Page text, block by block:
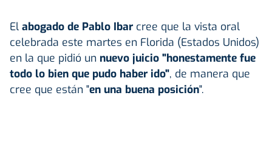
El abogado de Pablo Ibar cree que la vista oral
celebrada este martes en Florida (Estados Unidos)
en la que pidió un nuevo juicio "honestamente fue
todo lo bien que pudo haber ido", de manera que
cree que están "en una buena posición".